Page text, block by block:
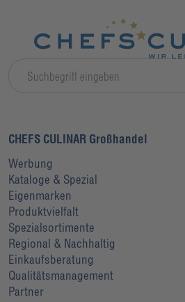
CHEFS CULINAR Großhandel
Werbung
Kataloge & Spezial
Eigenmarken
Produktvielfalt
Spezialsortimente
Regional & Nachhaltig
Einkaufsberatung
Qualitätsmanagement
Partner